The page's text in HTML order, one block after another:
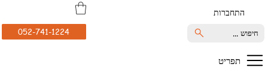
052-741-1224
תפריט
התחברות
חיפוש ...